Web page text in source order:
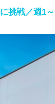
挑戦／週1